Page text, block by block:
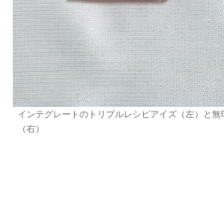
インテグレートのトリプルレシピアイズ（左）と
（右）